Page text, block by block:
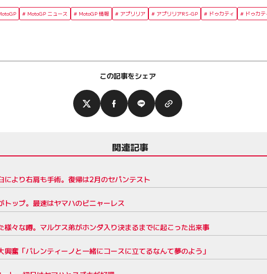
MotoGP ニュース MotoGP 情報 アプリリア アプリリアRS-GP ドゥカティ ドゥカ
この記事をシェア
関連記事
より右肩も手術。復帰は2月のセパンテスト
ップ。最速はヤマハのビニャーレス
々な噂。マルケス弟がホンダ入り決まるまでに起こった出来事
奮「バレンティーノと一緒にコースに立てるなんて夢のよう」